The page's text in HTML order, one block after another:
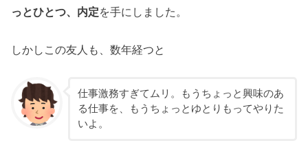
っとひとつ、内定を手にしました。
しかしこの友人も、数年経つと
仕事激務すぎてムリ。もうちょっと興味のあ
る仕事を、もうちょっとゆとりもってやりた
いよ。